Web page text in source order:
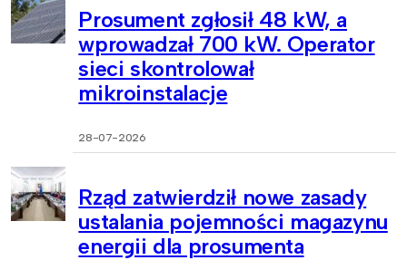
Prosument zgłosił 48 kW, a
wprowadzał 700 kW. Operator
sieci skontrolował
mikroinstalacje
28-07-2026
Rząd zatwierdził nowe zasady
ustalania pojemności magazynu
energii dla prosumenta